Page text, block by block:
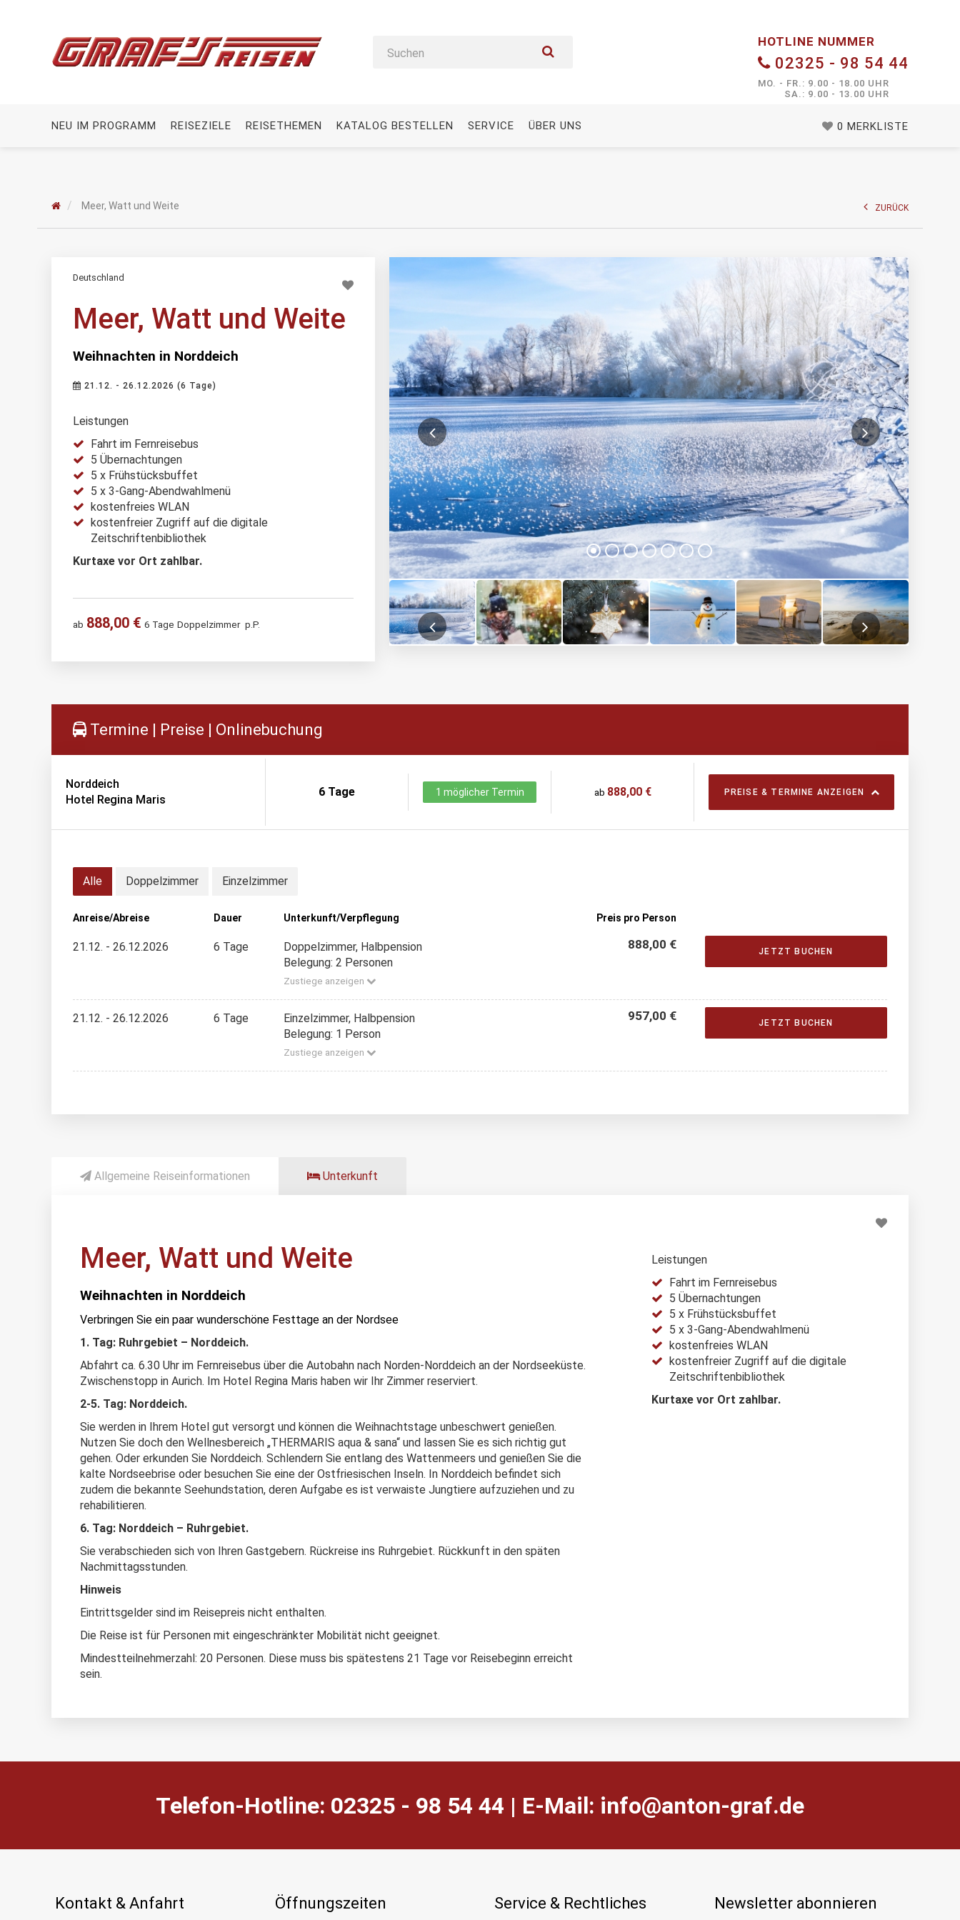
0 MERKLISTE
HOTLINE NUMMER
02325 - 98 54 44
MO. - FR.: 9.00 - 18.00 UHR
SA.: 9.00 - 13.00 UHR
NEU IM PROGRAMM REISEZIELE REISETHEMEN KATALOG BESTELLEN SERVICE ÜBER UNS
Meer, Watt und Weite ZURÜCK
Deutschland
Meer, Watt und Weite
Weihnachten in Norddeich
21.12. - 26.12.2026 (6 Tage)
Leistungen
Fahrt im Fernreisebus
5 Übernachtungen
5 x Frühstücksbuffet
5 x 3-Gang-Abendwahlmenü
kostenfreies WLAN
kostenfreier Zugriff auf die digitale
Zeitschriftenbibliothek
Kurtaxe vor Ort zahlbar.
ab 888,00 € 6 Tage Doppelzimmer p.P.
Termine | Preise | Onlinebuchung
Norddeich
Hotel Regina Maris
6 Tage 1 möglicher Termin ab 888,00 € PREISE & TERMINE ANZEIGEN
Alle Doppelzimmer Einzelzimmer
Anreise/Abreise Dauer Unterkunft/Verpflegung Preis pro Person
21.12. - 26.12.2026 6 Tage
Doppelzimmer, Halbpension
Belegung: 2 Personen
Zustiege anzeigen
888,00 € JETZT BUCHEN
21.12. - 26.12.2026 6 Tage
Einzelzimmer, Halbpension
Belegung: 1 Person
Zustiege anzeigen
957,00 € JETZT BUCHEN
Allgemeine Reiseinformationen Unterkunft
Meer, Watt und Weite
Weihnachten in Norddeich
Verbringen Sie ein paar wunderschöne Festtage an der Nordsee
1. Tag: Ruhrgebiet – Norddeich.
Abfahrt ca. 6.30 Uhr im Fernreisebus über die Autobahn nach Norden-Norddeich an der Nordseeküste.
Zwischenstopp in Aurich. Im Hotel Regina Maris haben wir Ihr Zimmer reserviert.
2-5. Tag: Norddeich.
Sie werden in Ihrem Hotel gut versorgt und können die Weihnachtstage unbeschwert genießen.
Nutzen Sie doch den Wellnesbereich „THERMARIS aqua & sana“ und lassen Sie es sich richtig gut
gehen. Oder erkunden Sie Norddeich. Schlendern Sie entlang des Wattenmeers und genießen Sie die
kalte Nordseebrise oder besuchen Sie eine der Ostfriesischen Inseln. In Norddeich befindet sich
zudem die bekannte Seehundstation, deren Aufgabe es ist verwaiste Jungtiere aufzuziehen und zu
rehabilitieren.
6. Tag: Norddeich – Ruhrgebiet.
Sie verabschieden sich von Ihren Gastgebern. Rückreise ins Ruhrgebiet. Rückkunft in den späten
Nachmittagsstunden.
Hinweis
Eintrittsgelder sind im Reisepreis nicht enthalten.
Die Reise ist für Personen mit eingeschränkter Mobilität nicht geeignet.
Mindestteilnehmerzahl: 20 Personen. Diese muss bis spätestens 21 Tage vor Reisebeginn erreicht
sein.
Leistungen
Fahrt im Fernreisebus
5 Übernachtungen
5 x Frühstücksbuffet
5 x 3-Gang-Abendwahlmenü
kostenfreies WLAN
kostenfreier Zugriff auf die digitale
Zeitschriftenbibliothek
Kurtaxe vor Ort zahlbar.
Telefon-Hotline: 02325 - 98 54 44 | E-Mail: ed.farg-notna@ofni
Kontakt & Anfahrt Öffnungszeiten Service & Rechtliches Newsletter abonnieren